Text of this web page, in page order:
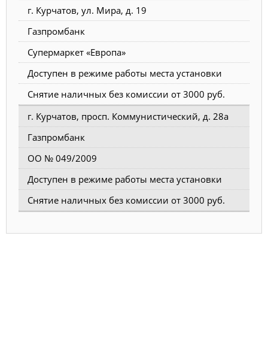
г. Курчатов, ул. Мира, д. 19
Газпромбанк
Супермаркет «Европа»
Доступен в режиме работы места установки
Снятие наличных без комиссии от 3000 руб.
г. Курчатов, просп. Коммунистический, д. 28а
Газпромбанк
ОО № 049/2009
Доступен в режиме работы места установки
Снятие наличных без комиссии от 3000 руб.